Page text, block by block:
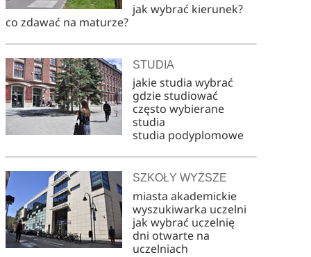
jak wybrać kierunek?
co zdawać na maturze?
STUDIA
jakie studia wybrać
gdzie studiować
często wybierane
studia
studia podyplomowe
SZKOŁY WYŻSZE
miasta akademickie
wyszukiwarka uczelni
jak wybrać uczelnię
dni otwarte na
uczelniach